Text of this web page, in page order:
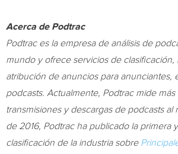
Acerca de Podtrac
Podtrac es la empresa de análisis de
mundo y ofrece servicios de clasificación,
atribución de anuncios para anunciantes,
podcasts. Actualmente, Podtrac mide
transmisiones y descargas de podcasts al
de 2016, Podtrac ha publicado la primera
clasificación de la industria sobre